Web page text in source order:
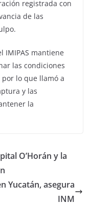
registrada con
de las
IMIPAS mantiene
las condiciones
lo que llamó a
y las
la
O’Horán y la
Yucatán, asegura
INM